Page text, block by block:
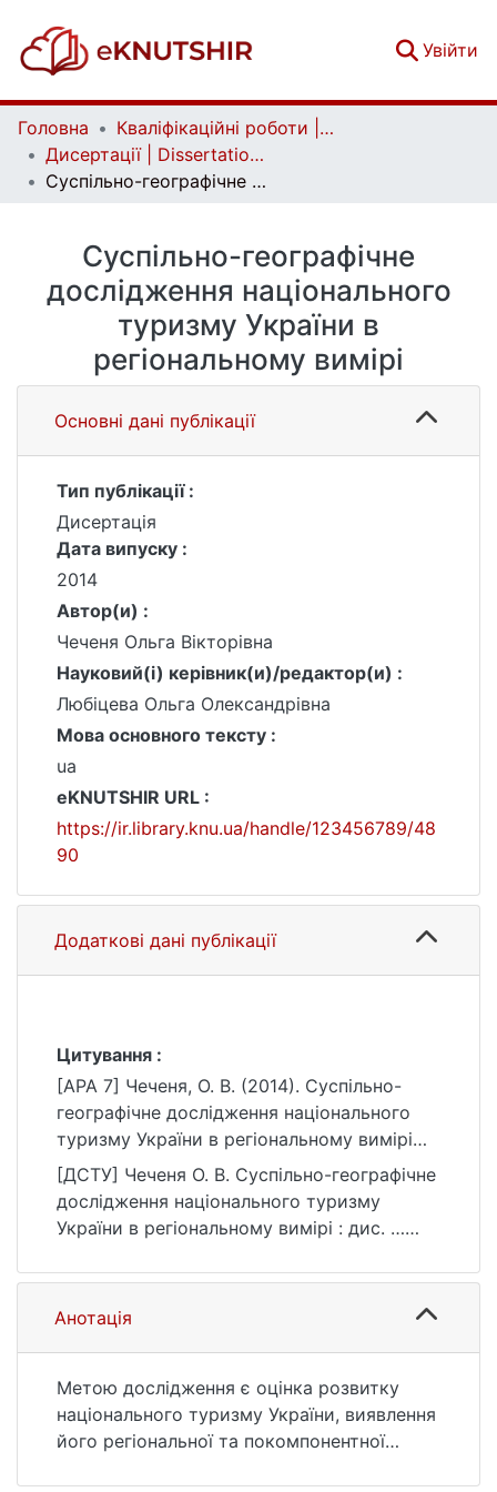
Увійти
Головна
Кваліфікаційні роботи | Qualifying works
Дисертації | Dissertations
Суспільно-географічне дослідження національного туризму України в регіональному вимірі
Суспільно-географічне
дослідження національного
туризму України в
регіональному вимірі
Основні дані публікації
Тип публікації :
Дисертація
Дата випуску :
2014
Автор(и) :
Чеченя Ольга Вікторівна
Науковий(і) керівник(и)/редактор(и) :
Любіцева Ольга Олександрівна
Мова основного тексту :
ua
eKNUTSHIR URL :
https://ir.library.knu.ua/handle/123456789/48
90
Додаткові дані публікації
Цитування :
[APA 7] Чеченя, О. В. (2014). Суспільно-
географічне дослідження національного
туризму України в регіональному вимірі
[Дис. канд. геогр. наук, Київський
національний університет імені Тараса
Шевченка]. eKNUTSHIR.
https://ir.library.knu.ua/handle/123456789/48
90
[ДСТУ] Чеченя О. В. Суспільно-географічне
дослідження національного туризму
України в регіональному вимірі : дис. …
Київ, 2014. 177 с. URL:
https://ir.library.knu.ua/handle/123456789/48
90 (дата звернення: 25.07.2026).
Анотація
Метою дослідження є оцінка розвитку
національного туризму України, виявлення
його регіональної та покомпонентної